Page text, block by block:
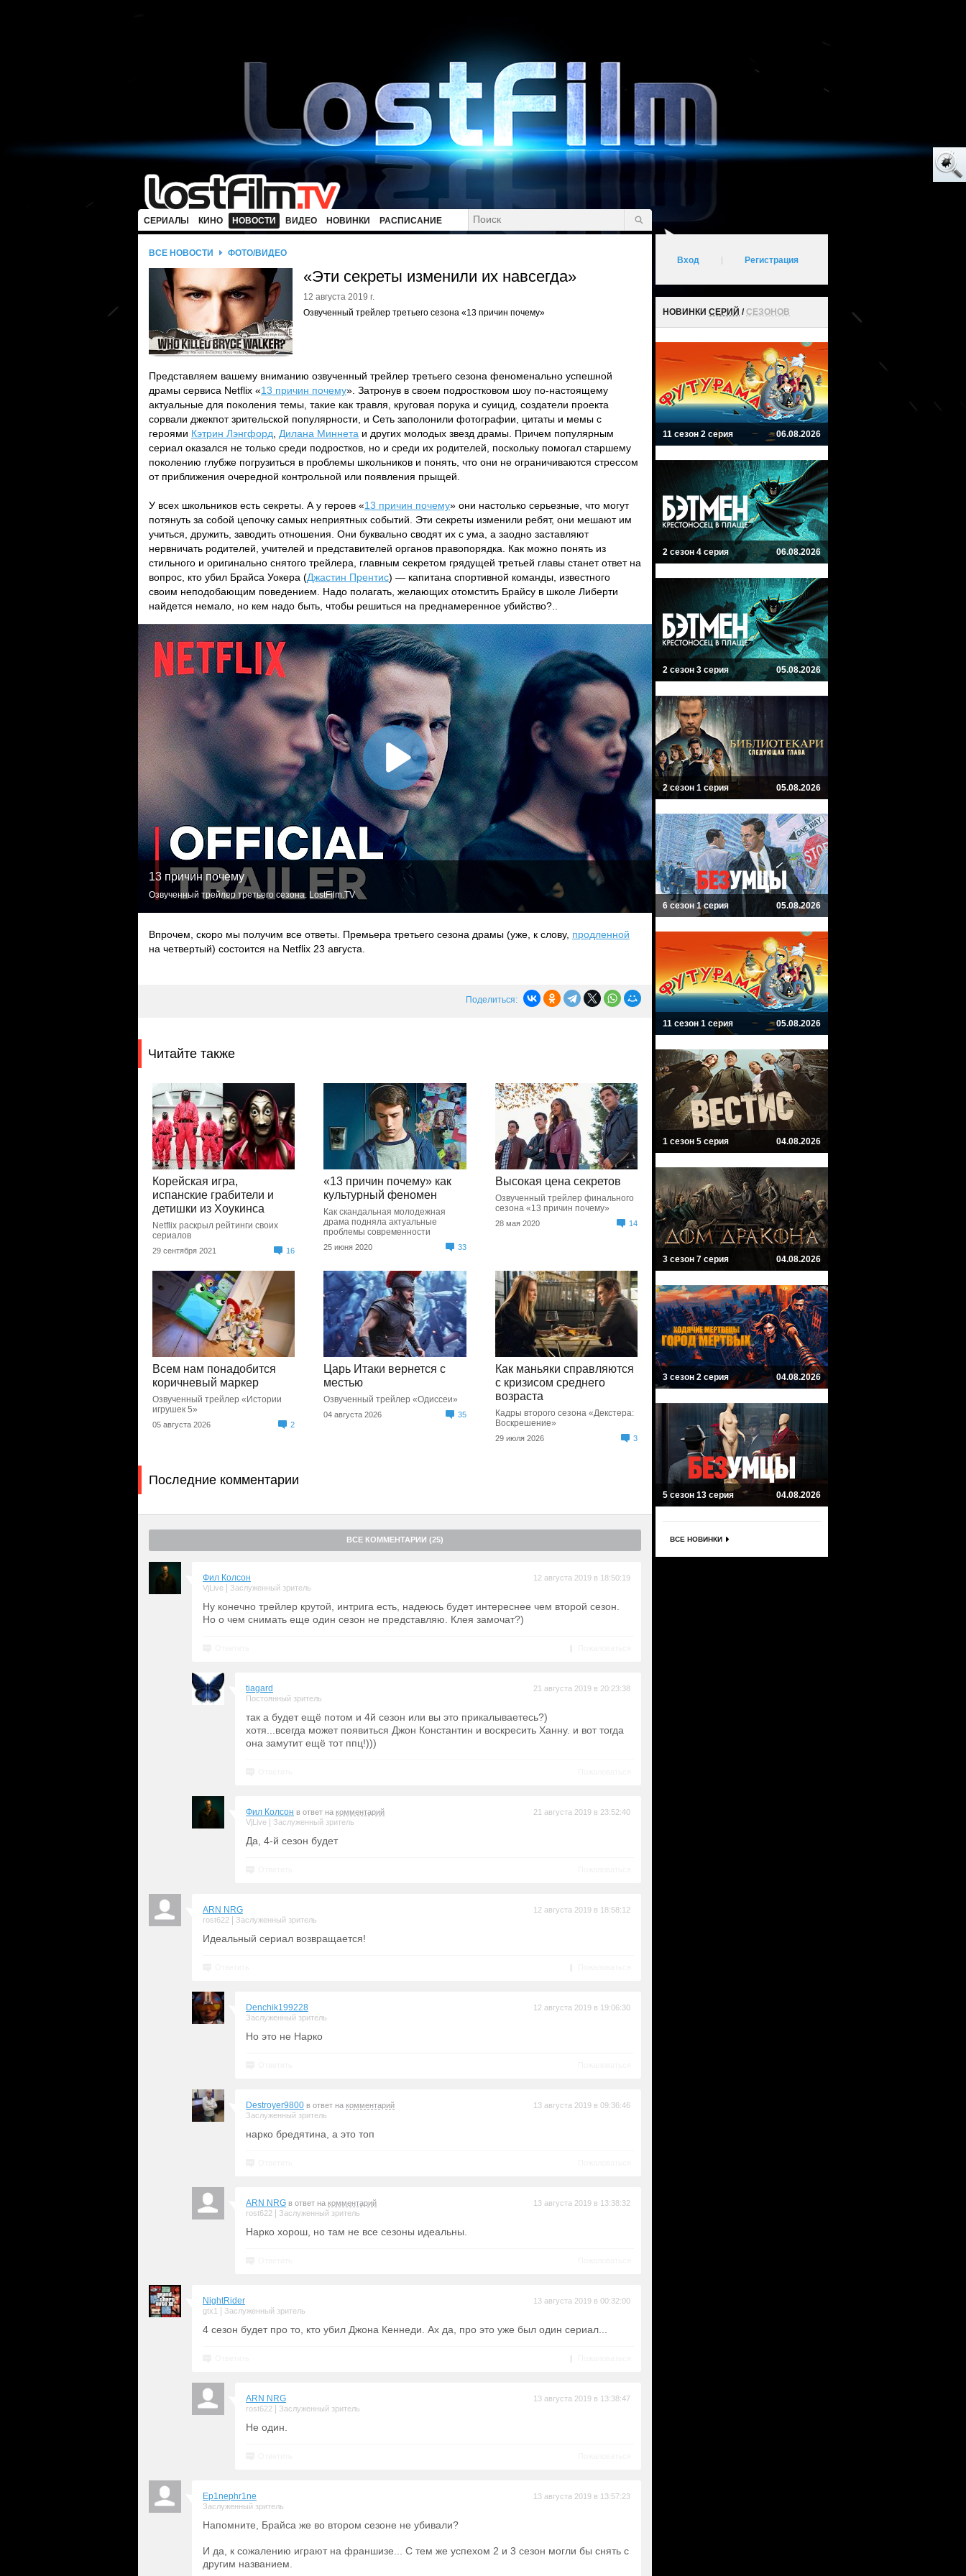
СЕРИАЛЫ КИНО НОВОСТИ ВИДЕО НОВИНКИ РАСПИСАНИЕ
ВСЕ НОВОСТИ ФОТО/ВИДЕО
«Эти секреты изменили их навсегда»
12 августа 2019 г.
Озвученный трейлер третьего сезона «13 причин почему»
Представляем вашему вниманию озвученный трейлер третьего сезона феноменально успешной
драмы сервиса Netflix «13 причин почему». Затронув в своем подростковом шоу по-настоящему
актуальные для поколения темы, такие как травля, круговая порука и суицид, создатели проекта
сорвали джекпот зрительской популярности, и Сеть заполонили фотографии, цитаты и мемы с
героями Кэтрин Лэнгфорд Дилана Миннета и других молодых звезд драмы. Причем популярным
сериал оказался не только среди подростков, но и среди их родителей, поскольку помогал старшему
поколению глубже погрузиться в проблемы школьников и понять, что они не ограничиваются стрессом
от приближения очередной контрольной или появления прыщей.
У всех школьников есть секреты. А у героев «13 причин почему» они настолько серьезные, что могут
потянуть за собой цепочку самых неприятных событий. Эти секреты изменили ребят, они мешают им
учиться, дружить, заводить отношения. Они буквально сводят их с ума, а заодно заставляют
нервничать родителей, учителей и представителей органов правопорядка. Как можно понять из
стильного и оригинально снятого трейлера, главным секретом грядущей третьей главы станет ответ на
вопрос, кто убил Брайса Уокера (Джастин Прентис) — капитана спортивной команды, известного
своим неподобающим поведением. Надо полагать, желающих отомстить Брайсу в школе Либерти
найдется немало, но кем надо быть, чтобы решиться на преднамеренное убийство?..
13 причин почему
Озвученный трейлер третьего сезона. LostFilm.TV
Впрочем, скоро мы получим все ответы. Премьера третьего сезона драмы (уже, к слову, продленной
на четвертый) состоится на Netflix 23 августа.
Поделиться:
Читайте также
Корейская игра,
испанские грабители и
детишки из Хоукинса
Netflix раскрыл рейтинги своих
сериалов
29 сентября 2021 16
«13 причин почему» как
культурный феномен
Как скандальная молодежная
драма подняла актуальные
проблемы современности
25 июня 2020 33
Высокая цена секретов
Озвученный трейлер финального
сезона «13 причин почему»
28 мая 2020 14
Всем нам понадобится
коричневый маркер
Озвученный трейлер «Истории
игрушек 5»
05 августа 2026 2
Царь Итаки вернется с
местью
Озвученный трейлер «Одиссеи»
04 августа 2026 35
Как маньяки справляются
с кризисом среднего
возраста
Кадры второго сезона «Декстера:
Воскрешение»
29 июля 2026 3
Последние комментарии
ВСЕ КОММЕНТАРИИ (25)
Фил Колсон
VjLive Заслуженный зритель
12 августа 2019 в 18:50:19
Ну конечно трейлер крутой, интрига есть, надеюсь будет интереснее чем второй сезон.
Но о чем снимать еще один сезон не представляю. Клея замочат?)
|
tiagard
Постоянный зритель
21 августа 2019 в 20:23:38
так а будет ещё потом и 4й сезон или вы это прикалываетесь?)
хотя...всегда может появиться Джон Константин и воскресить Ханну. и вот тогда
она замутит ещё тот ппц!)))
Фил Колсон в ответ на комментарий
VjLive
Заслуженный зритель
21 августа 2019 в 23:52:40
Да, 4-й сезон будет
ARN NRG
rost622 Заслуженный зритель
12 августа 2019 в 18:58:12
Идеальный сериал возвращается!
|
Denchik199228
Заслуженный зритель
12 августа 2019 в 19:06:30
Но это не Нарко
Destroyer9800 в ответ на комментарий
Заслуженный зритель
13 августа 2019 в 09:36:46
нарко бредятина, а это топ
ARN NRG в ответ на комментарий
rost622
Заслуженный зритель
13 августа 2019 в 13:38:32
Нарко хорош, но там не все сезоны идеальны.
NightRider
gtx1 Заслуженный зритель
13 августа 2019 в 00:32:00
4 сезон будет про то, кто убил Джона Кеннеди. Ах да, про это уже был один сериал...
|
ARN NRG
rost622 Заслуженный зритель
13 августа 2019 в 13:38:47
Не один.
Ep1nephr1ne
Заслуженный зритель
13 августа 2019 в 13:57:23
Напомните, Брайса же во втором сезоне не убивали?
И да, к сожалению играют на франшизе... С тем же успехом 2 и 3 сезон могли бы снять с
другим названием.
Вход Регистрация
НОВИНКИ СЕРИЙ /СЕЗОНОВ
11 сезон 2 серия 06.08.2026
2 сезон 4 серия 06.08.2026
2 сезон 3 серия 05.08.2026
2 сезон 1 серия 05.08.2026
6 сезон 1 серия 05.08.2026
11 сезон 1 серия 05.08.2026
1 сезон 5 серия 04.08.2026
3 сезон 7 серия 04.08.2026
3 сезон 2 серия 04.08.2026
5 сезон 13 серия 04.08.2026
ВСЕ НОВИНКИ